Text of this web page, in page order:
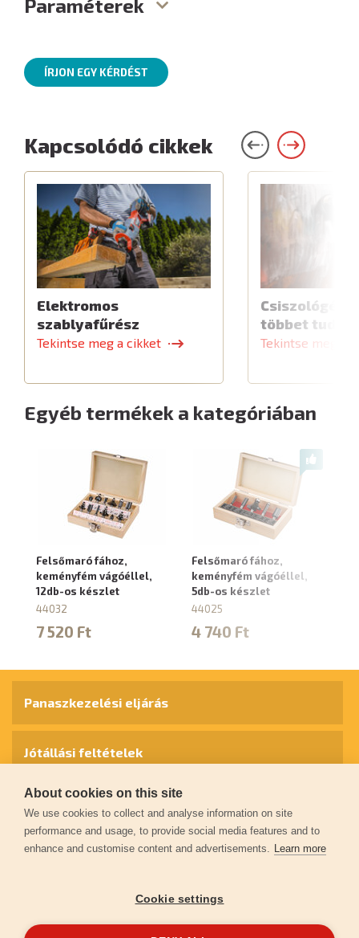
Paraméterek
ÍRJON EGY KÉRDÉST
Kapcsolódó cikkek
Elektromos
szablyafűrész
Tekintse meg a cikket
Csiszológép,
többet tud
Tekintse meg a
Egyéb termékek a kategóriában
Felsőmaró fához,
keményfém vágóéllel,
12db-os készlet
44032
7 520 Ft
Felsőmaró fához,
keményfém vágóéllel,
5db-os készlet
44025
4 740 Ft
Panaszkezelési eljárás
Jótállási feltételek
Személyes adatok védelme
Kapcsolat
Garancia regisztráció
About cookies on this site
We use cookies to collect and analyse information on site
performance and usage, to provide social media features and to
enhance and customise content and advertisements. Learn more
Cookie settings